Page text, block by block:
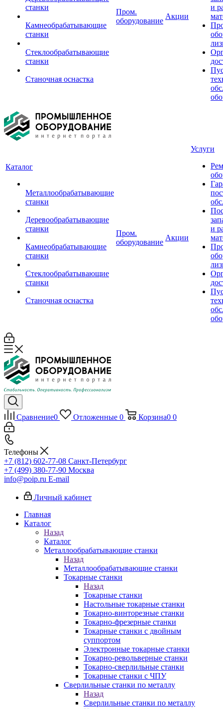
станки
Камнеобрабатывающие
станки
Стеклообрабатывающие
станки
Станочная оснастка
Пром.
оборудование
Акции
и
Каталог
Металлообрабатывающие
станки
Деревообрабатывающие
станки
Камнеобрабатывающие
станки
Стеклообрабатывающие
станки
Станочная оснастка
Пром.
оборудование
Акции
Услуги
и
Сравнение0 Отложенные 0 Корзина0 0
Телефоны
+7 (812) 602-77-08 Санкт-Петербург
+7 (499) 380-77-90 Москва
info@poip.ru E-mail
Личный кабинет
Главная
Каталог
Назад
Каталог
Металлообрабатывающие станки
Назад
Металлообрабатывающие станки
Токарные станки
Назад
Токарные станки
Настольные токарные станки
Токарно-винторезные станки
Токарно-фрезерные станки
Токарные станки с двойным
суппортом
Электронные токарные станки
Токарно-револьверные станки
Токарно-сверлильные станки
Токарные станки с ЧПУ
Сверлильные станки по металлу
Назад
Сверлильные станки по металлу